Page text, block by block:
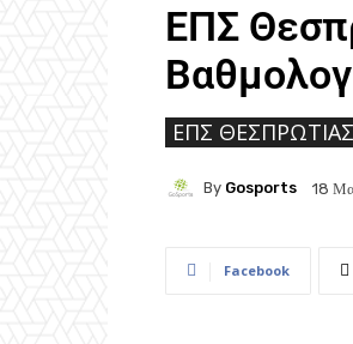
ΕΠΣ
ΕΠΣ ΘΕΣΠΡΩΤΊΑΣ
By Gosports 18
Facebook